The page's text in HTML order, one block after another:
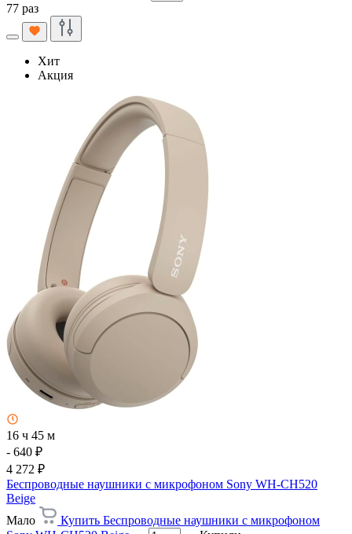
77 раз
Хит
Акция
16 ч 45 м
- 640 ₽
4 272 ₽
Беспроводные наушники с микрофоном Sony WH-CH520
Beige
Мало
Купить Беспроводные наушники с микрофоном